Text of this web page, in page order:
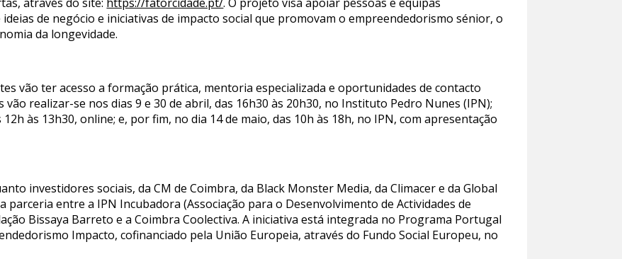
de negócio e iniciativas de impacto social que promovam o empreendedorismo sénior, o
da longevidade.
vão ter acesso a formação prática, mentoria especializada e oportunidades de contacto
vão realizar-se nos dias 9 e 30 de abril, das 16h30 às 20h30, no Instituto Pedro Nunes (IPN);
às 13h30, online; e, por fim, no dia 14 de maio, das 10h às 18h, no IPN, com apresentação
investidores sociais, da CM de Coimbra, da Black Monster Media, da Climacer e da Global
entre a IPN Incubadora (Associação para o Desenvolvimento de Actividades de
Bissaya Barreto e a Coimbra Coolectiva. A iniciativa está integrada no Programa Portugal
Impacto, cofinanciado pela União Europeia, através do Fundo Social Europeu, no